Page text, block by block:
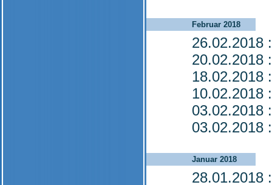
Februar 2018
26.02.2018
20.02.2018
18.02.2018
10.02.2018
03.02.2018
03.02.2018
Januar 2018
28.01.2018